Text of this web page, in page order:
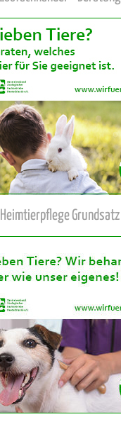
Heimtierpflege Grundsatz